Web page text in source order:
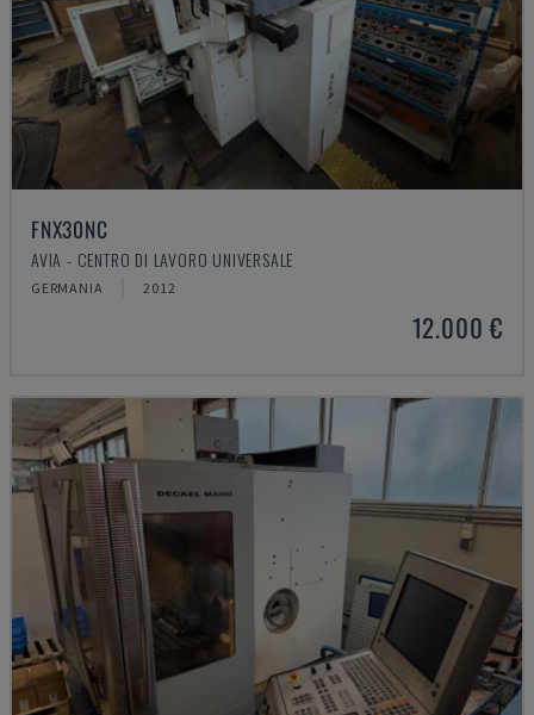
FNX30NC
AVIA - CENTRO DI LAVORO UNIVERSALE
GERMANIA 2012
12.000 €